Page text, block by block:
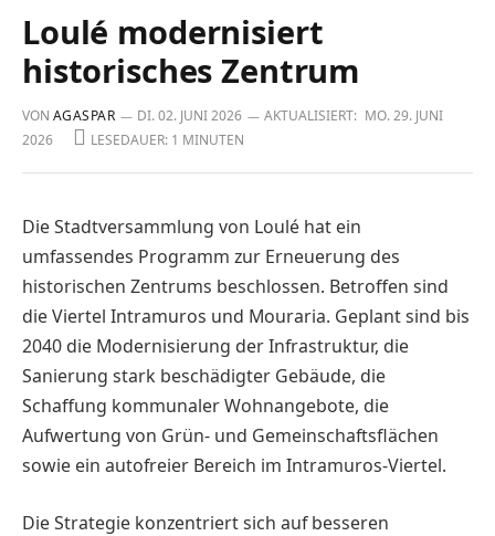
Loulé modernisiert
historisches Zentrum
VON AGASPAR DI. 02. JUNI 2026 AKTUALISIERT: MO. 29. JUNI
2026
LESEDAUER: 1 MINUTEN
Die Stadtversammlung von Loulé hat ein
umfassendes Programm zur Erneuerung des
historischen Zentrums beschlossen. Betroffen sind
die Viertel Intramuros und Mouraria. Geplant sind bis
2040 die Modernisierung der Infrastruktur, die
Sanierung stark beschädigter Gebäude, die
Schaffung kommunaler Wohnan­gebote, die
Aufwertung von Grün- und Gemeinschaftsflächen
sowie ein auto­freier Bereich im Intramuros-Viertel.
Die Strategie konzentriert sich auf besseren